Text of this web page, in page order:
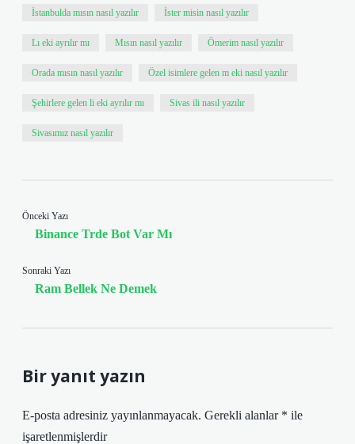
İstanbulda mısın nasıl yazılır İster misin nasıl yazılır
Lı eki ayrılır mı Mısın nasıl yazılır Ömerim nasıl yazılır
Orada mısın nasıl yazılır Özel isimlere gelen m eki nasıl yazılır
Şehirlere gelen li eki ayrılır mı Sivas ili nasıl yazılır
Sivasımız nasıl yazılır
Önceki Yazı
Binance Trde Bot Var Mı
Sonraki Yazı
Ram Bellek Ne Demek
Bir yanıt yazın
E-posta adresiniz yayınlanmayacak. Gerekli alanlar * ile
işaretlenmişlerdir